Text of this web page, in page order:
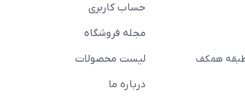
طبقه همکف
حساب کاربری
مجله فروشگاه
لیست محصولات
درباره ما